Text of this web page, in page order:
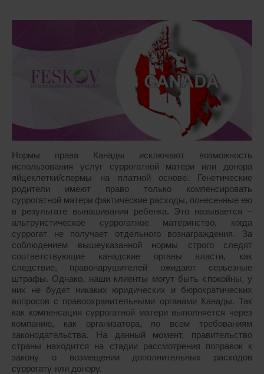
Нормы права Канады исключают возможность
использования услуг суррогатной матери или донора
яйцеклетки/спермы на платной основе. Генетические
родители имеют право только компенсировать
суррогатной матери фактические расходы, понесенные ею
в результате вынашивания ребенка. Это называется –
альтруистическое суррогатное материнство, когда
суррогат не получает отдельного вознаграждения. За
соблюдением вышеуказанной нормы строго следят
соответствующие канадские органы власти, как
следствие, правонарушителей ожидают серьезные
штрафы. Однако, наши клиенты могут быть спокойны, у
них не будет никаких юридических и бюрократических
вопросов с правоохранительными органами Канады. Так
как компенсация суррогатной матери выполняется через
компанию, как организатора, по всем требованиям
законодательства. На данный момент, правительство
страны находится на стадии рассмотрения поправок к
закону о возмещении дополнительных расходов
суррогату или донору.